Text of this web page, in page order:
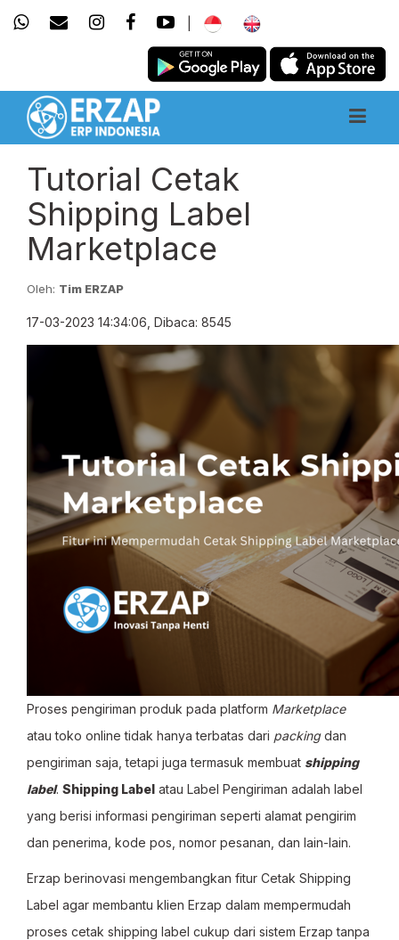
Tutorial Cetak
Shipping Label
Marketplace
Oleh: Tim ERZAP
17-03-2023 14:34:06, Dibaca: 8545
Proses pengiriman produk pada platform Marketplace
atau toko online tidak hanya terbatas dari packingdan
pengiriman saja, tetapi juga termasuk membuat shipping
label. Shipping Label atau Label Pengiriman adalah label
yang berisi informasi pengiriman seperti alamat pengirim
dan penerima, kode pos, nomor pesanan, dan lain-lain.
Erzap berinovasi mengembangkan fitur Cetak Shipping
Label agar membantu klien Erzap dalam mempermudah
proses cetak shipping label cukup dari sistem Erzap tanpa